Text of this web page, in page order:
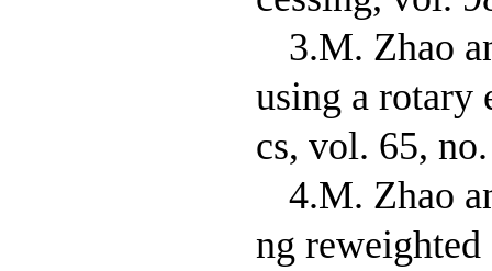
3.M. Zhao
using a rotary
cs, vol. 65,
4.M. Zhao
ng